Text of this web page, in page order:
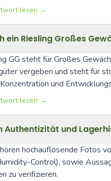
lesen →
ein Riesling Großes
GG steht für Großes
vergeben und steht für
und
lesen →
Authentizität und
hochauflösende Fotos
Control), sowie
zu verifizieren.